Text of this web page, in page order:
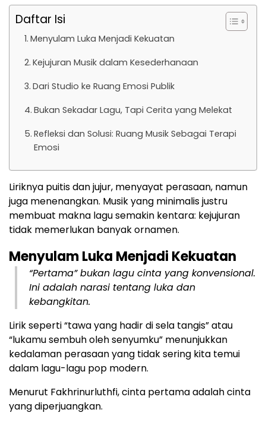
Daftar Isi
Menyulam Luka Menjadi Kekuatan
Kejujuran Musik dalam Kesederhanaan
Dari Studio ke Ruang Emosi Publik
Bukan Sekadar Lagu, Tapi Cerita yang Melekat
Refleksi dan Solusi: Ruang Musik Sebagai Terapi
Emosi
Liriknya puitis dan jujur, menyayat perasaan, namun
juga menenangkan. Musik yang minimalis justru
membuat makna lagu semakin kentara: kejujuran
tidak memerlukan banyak ornamen.
Menyulam Luka Menjadi Kekuatan
“Pertama” bukan lagu cinta yang konvensional.
Ini adalah narasi tentang luka dan
kebangkitan.
Lirik seperti “tawa yang hadir di sela tangis” atau
“lukamu sembuh oleh senyumku” menunjukkan
kedalaman perasaan yang tidak sering kita temui
dalam lagu-lagu pop modern.
Menurut Fakhrinurluthfi, cinta pertama adalah cinta
yang diperjuangkan.